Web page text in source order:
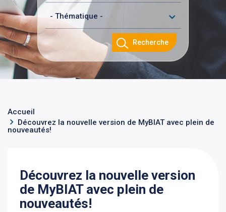
Recherche
Accueil
Découvrez la nouvelle version de MyBIAT avec plein de
nouveautés!
Découvrez la nouvelle version
de MyBIAT avec plein de
nouveautés!